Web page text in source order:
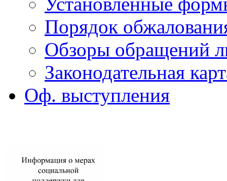
Порядок
Обзоры обращений
Законодательная
Оф. выступления